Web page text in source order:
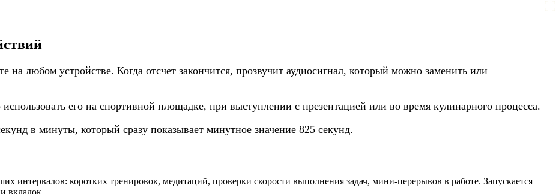
на любом устройстве. Когда отсчет закончится, прозвучит аудиосигнал, который можно заменить или
его на спортивной площадке, при выступлении с презентацией или во время кулинарного процесса.
в минуты, который сразу показывает минутное значение 825 секунд.
интервалов: коротких тренировок, медитаций, проверки скорости выполнения задач, мини-перерывов в работе. Запускается
вкладок.